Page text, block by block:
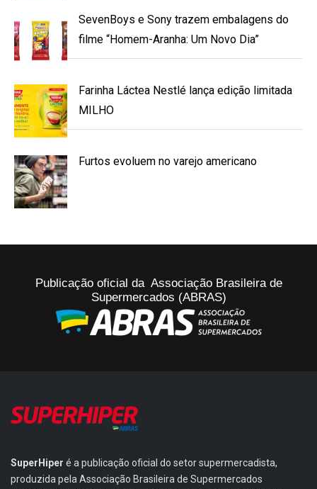
SevenBoys e Sony trazem embalagens do
filme “Homem-Aranha: Um Novo Dia”
Farinha Láctea Nestlé lança edição limitada
MILHO
Furtos evoluem no varejo americano
Publicação oficial da Associação Brasileira de
Supermercados (ABRAS)
SuperHiper é a publicação oficial do setor supermercadista,
produzida pela Associação Brasileira de Supermercados